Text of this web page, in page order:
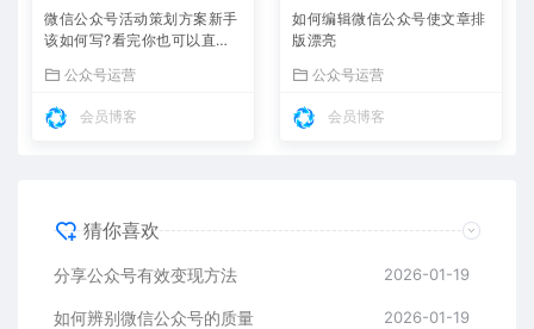
微信公众号活动策划方案新手
该如何写?看完你也可以直接
公众号运营
会员博客
如何编辑微信公众号使文章排
版漂亮
公众号运营
会员博客
猜你喜欢
分享公众号有效变现方法 2026-01-19
如何辨别微信公众号的质量 2026-01-19